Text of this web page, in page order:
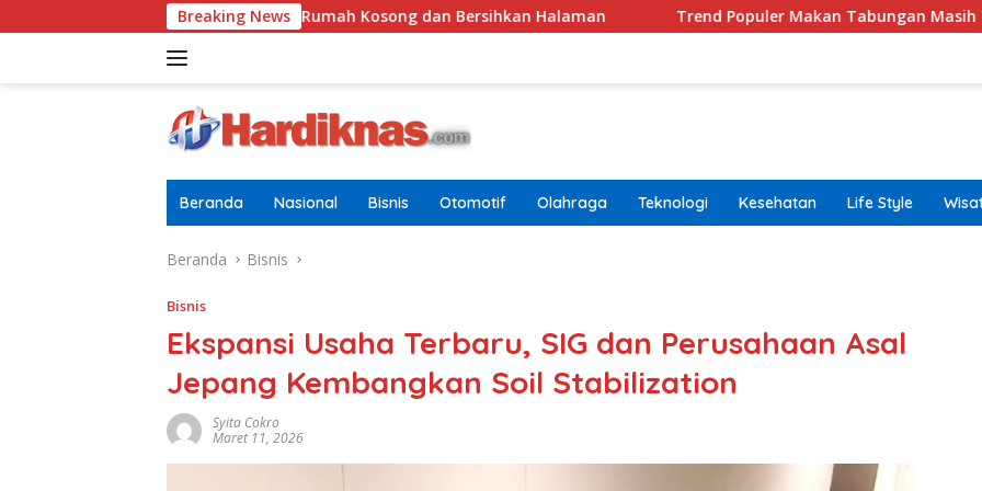
ke
Breaking News
Tugasnya Jaga Rumah Kosong dan Bersihkan Halaman Trend Populer Makan Tabungan Masih Terjadi?
Beranda Nasional Bisnis Otomotif Olahraga Teknologi Kesehatan Life Style
Beranda Bisnis
Bisnis
Ekspansi Usaha Terbaru, SIG dan Perusahaan Asal
Jepang Kembangkan Soil Stabilization
Syita Cokro
Maret 11, 2026